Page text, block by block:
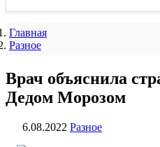
Главная
Разное
Врач объяснила
Дедом Морозом
6.08.2022 Разное